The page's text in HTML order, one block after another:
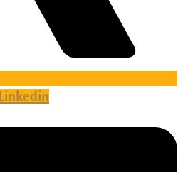
Linkedin